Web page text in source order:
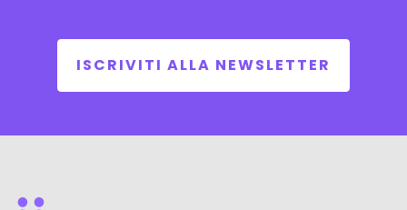
ISCRIVITI ALLA NEWSLETTER